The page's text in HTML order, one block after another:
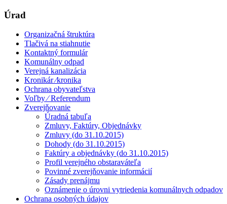
Úrad
Organizačná štruktúra
Tlačivá na stiahnutie
Kontaktný formulár
Komunálny odpad
Verejná kanalizácia
Kronikár ⁄kronika
Ochrana obyvateľstva
Voľby ⁄ Referendum
Zverejňovanie
Úradná tabuľa
Zmluvy, Faktúry, Objednávky
Zmluvy (do 31.10.2015)
Dohody (do 31.10.2015)
Faktúry a objednávky (do 31.10.2015)
Profil verejného obstaraváteľa
Povinné zverejňovanie informácií
Zásady prenájmu
Oznámenie o úrovni vytriedenia komunálnych odpadov
Ochrana osobných údajov